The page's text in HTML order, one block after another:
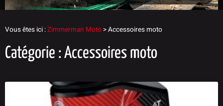
Vous êtes ici :Zimmerman Moto>Accessoires moto
Catégorie : Accessoires moto